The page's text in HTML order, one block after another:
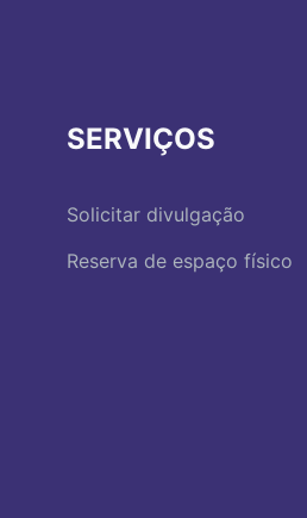
SERVIÇOS
Solicitar divulgação
Reserva de espaço físico